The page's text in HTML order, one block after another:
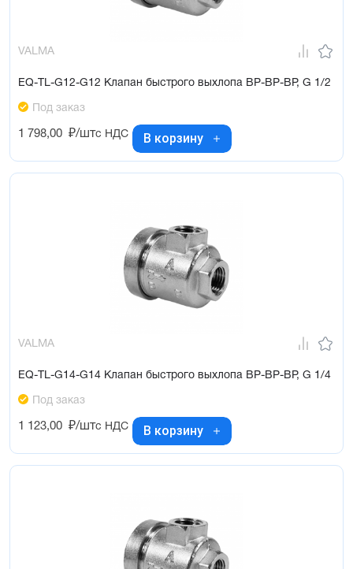
VALMA
EQ-TL-G12-G12 Клапан быстрого выхлопа ВР-ВР-ВР, G 1/2
Под заказ
1 798,00 ₽/штс НДС В корзину
VALMA
EQ-TL-G14-G14 Клапан быстрого выхлопа ВР-ВР-ВР, G 1/4
Под заказ
1 123,00 ₽/штс НДС В корзину